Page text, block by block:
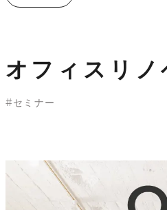
お知らせ
オフィスリノ
セミナー